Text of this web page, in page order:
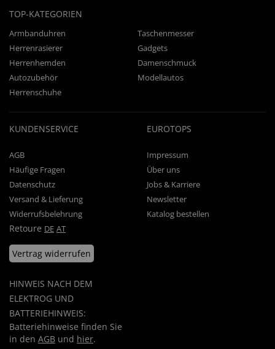
TOP-KATEGORIEN
Armbanduhren
Taschenmesser
Herrenrasierer
Gadgets
Herrenhemden
Damenschmuck
Autozubehör
Modellautos
Herrenschuhe
KUNDENSERVICE
AGB
Häufige Fragen
Datenschutz
Versand & Lieferung
Widerrufsbelehrung
Retoure DE AT
Vertrag widerrufen
HINWEIS NACH DEM
ELEKTROG UND
BATTERIEHINWEIS:
Batteriehinweise finden Sie
in den AGB und hier.
EUROTOPS
Impressum
Über uns
Jobs & Karriere
Newsletter
Katalog bestellen